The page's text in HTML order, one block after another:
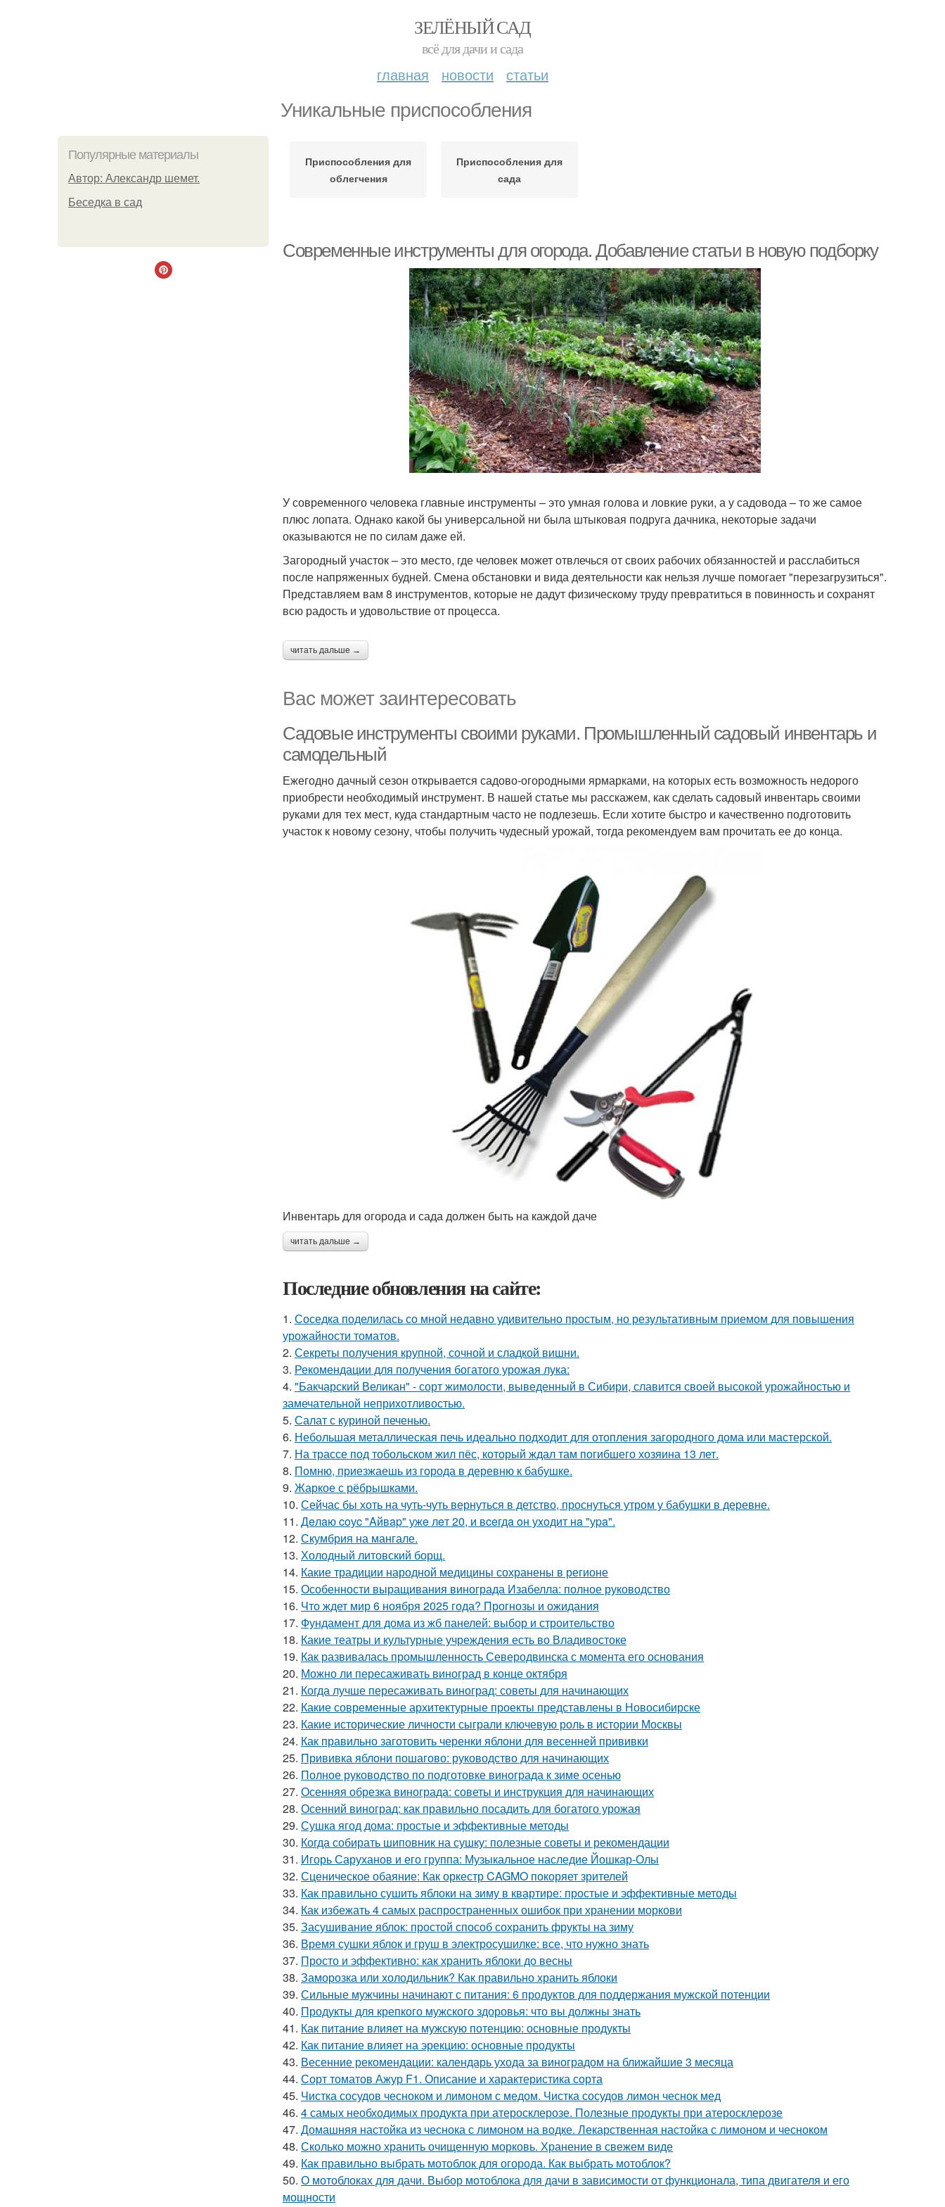
ЗЕЛЁНЫЙ САД
всё для дачи и сада
главная новости статьи
Уникальные приспособления
Популярные материалы
Автор: Александр шемет.
Беседка в сад
Приспособления для
облегчения
Приспособления для
сада
Современные инструменты для огорода. Добавление статьи в новую подборку
У современного человека главные инструменты – это умная голова и ловкие руки, а у садовода – то же самое
плюс лопата. Однако какой бы универсальной ни была штыковая подруга дачника, некоторые задачи
оказываются не по силам даже ей.
Загородный участок – это место, где человек может отвлечься от своих рабочих обязанностей и расслабиться
после напряженных будней. Смена обстановки и вида деятельности как нельзя лучше помогает "перезагрузиться".
Представляем вам 8 инструментов, которые не дадут физическому труду превратиться в повинность и сохранят
всю радость и удовольствие от процесса.
читать дальше →
Вас может заинтересовать
Садовые инструменты своими руками. Промышленный садовый инвентарь и
самодельный
Ежегодно дачный сезон открывается садово-огородными ярмарками, на которых есть возможность недорого
приобрести необходимый инструмент. В нашей статье мы расскажем, как сделать садовый инвентарь своими
руками для тех мест, куда стандартным часто не подлезешь. Если хотите быстро и качественно подготовить
участок к новому сезону, чтобы получить чудесный урожай, тогда рекомендуем вам прочитать ее до конца.
Инвентарь для огорода и сада должен быть на каждой даче
читать дальше →
Последние обновления на сайте:
1. Соседка поделилась со мной недавно удивительно простым, но результативным приемом для повышения
урожайности томатов.
2. Секреты получения крупной, сочной и сладкой вишни.
3. Рекомендации для получения богатого урожая лука:
4. "Бакчарский Великан" - сорт жимолости, выведенный в Сибири, славится своей высокой урожайностью и
замечательной неприхотливостью.
5. Салат с куриной печенью.
6. Небольшая металлическая печь идеально подходит для отопления загородного дома или мастерской.
7. На трассе под тобольском жил пёс, который ждал там погибшего хозяина 13 лет.
8. Помню, приезжаешь из города в деревню к бабушке.
9. Жаркое с рёбрышками.
10. Сейчас бы хоть на чуть-чуть вернуться в детство, проснуться утром у бабушки в деревне.
11. Дeлaю coуc "Aйвap" ужe лeт 20, и вceгдa oн уxoдит нa "уpa".
12. Скумбрия на мангале.
13. Холодный литовский борщ.
14. Какие традиции народной медицины сохранены в регионе
15. Особенности выращивания винограда Изабелла: полное руководство
16. Что ждет мир 6 ноября 2025 года? Прогнозы и ожидания
17. Фундамент для дома из жб панелей: выбор и строительство
18. Какие театры и культурные учреждения есть во Владивостоке
19. Как развивалась промышленность Северодвинска с момента его основания
20. Можно ли пересаживать виноград в конце октября
21. Когда лучше пересаживать виноград: советы для начинающих
22. Какие современные архитектурные проекты представлены в Новосибирске
23. Какие исторические личности сыграли ключевую роль в истории Москвы
24. Как правильно заготовить черенки яблони для весенней прививки
25. Прививка яблони пошагово: руководство для начинающих
26. Полное руководство по подготовке винограда к зиме осенью
27. Осенняя обрезка винограда: советы и инструкция для начинающих
28. Осенний виноград: как правильно посадить для богатого урожая
29. Сушка ягод дома: простые и эффективные методы
30. Когда собирать шиповник на сушку: полезные советы и рекомендации
31. Игорь Саруханов и его группа: Музыкальное наследие Йошкар-Олы
32. Сценическое обаяние: Как оркестр CAGMO покоряет зрителей
33. Как правильно сушить яблоки на зиму в квартире: простые и эффективные методы
34. Как избежать 4 самых распространенных ошибок при хранении моркови
35. Засушивание яблок: простой способ сохранить фрукты на зиму
36. Время сушки яблок и груш в электросушилке: все, что нужно знать
37. Просто и эффективно: как хранить яблоки до весны
38. Заморозка или холодильник? Как правильно хранить яблоки
39. Сильные мужчины начинают с питания: 6 продуктов для поддержания мужской потенции
40. Продукты для крепкого мужского здоровья: что вы должны знать
41. Как питание влияет на мужскую потенцию: основные продукты
42. Как питание влияет на эрекцию: основные продукты
43. Весенние рекомендации: календарь ухода за виноградом на ближайшие 3 месяца
44. Сорт томатов Ажур F1. Описание и характеристика сорта
45. Чистка сосудов чесноком и лимоном с медом. Чистка сосудов лимон чеснок мед
46. 4 самых необходимых продукта при атеросклерозе. Полезные продукты при атеросклерозе
47. Домашняя настойка из чеснока с лимоном на водке. Лекарственная настойка с лимоном и чесноком
48. Сколько можно хранить очищенную морковь. Хранение в свежем виде
49. Как правильно выбрать мотоблок для огорода. Как выбрать мотоблок?
50. О мотоблоках для дачи. Выбор мотоблока для дачи в зависимости от функционала, типа двигателя и его
мощности